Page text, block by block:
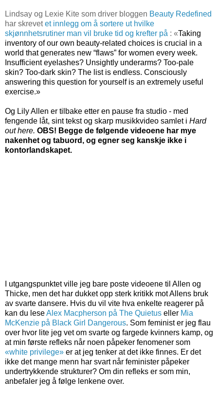
Lindsay og Lexie Kite som driver bloggen Beauty Redefined
har skrevetet innlegg om å sortere ut hvilke
skjønnhetsrutiner man vil bruke tid og krefter på : «Taking
inventory of our own beauty-related choices is crucial in a
world that generates new “flaws” for women every week.
Insufficient eyelashes? Unsightly underarms? Too-pale
skin? Too-dark skin? The list is endless. Consciously
answering this question for yourself is an extremely useful
exercise.»
Og Lily Allen er tilbake etter en pause fra studio - med
fengende låt, sint tekst og skarp musikkvideo samlet i Hard
out here. OBS! Begge de følgende videoene har mye
nakenhet og tabuord, og egner seg kanskje ikke i
kontorlandskapet.
I utgangspunktet ville jeg bare poste videoene til Allen og
Thicke, men det har dukket opp sterk kritikk mot Allens bruk
av svarte dansere. Hvis du vil vite hva enkelte reagerer på
kan du leseAlex Macpherson på The Quietus eller Mia
McKenzie på Black Girl Dangerous. Som feminist er jeg flau
over hvor lite jeg vet om svarte og fargede kvinners kamp, og
at min første refleks når noen påpeker fenomener som
«white privilege» er at jeg tenker at det ikke finnes. Er det
ikke det mange menn har svart når feminister påpeker
undertrykkende strukturer? Om din refleks er som min,
anbefaler jeg å følge lenkene over.